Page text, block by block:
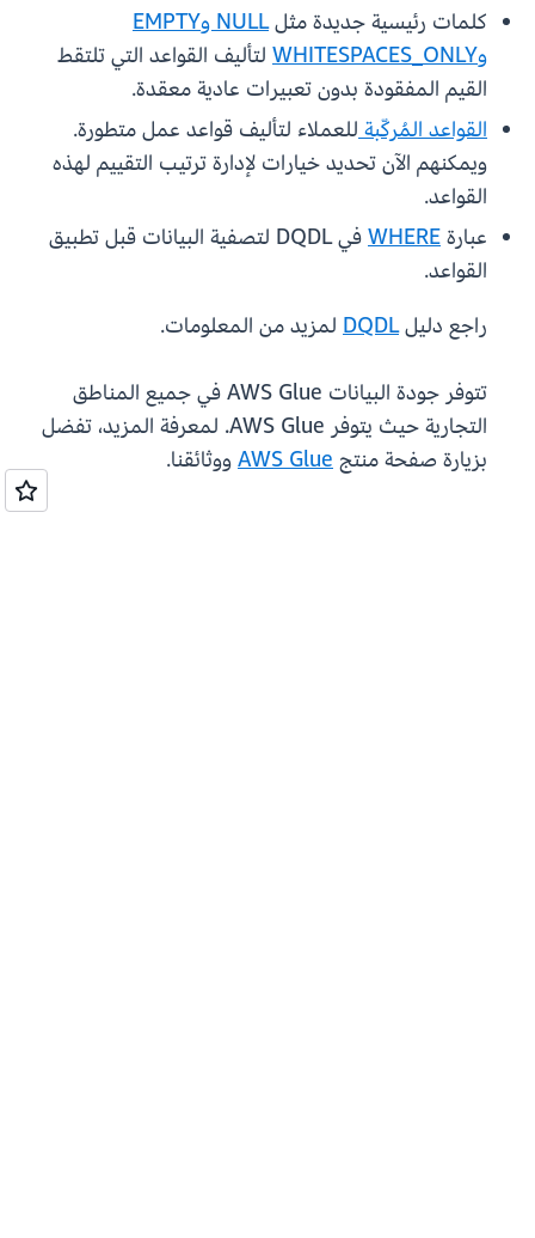
كلمات رئيسية جديدة مثل
NULL وEMPTY
وWHITESPACES_ONLY
لتأليف القواعد التي تلتقط
القيم المفقودة بدون تعبيرات عادية معقدة.
القواعد المُركّبة للعملاء لتأليف قواعد عمل متطورة.
ويمكنهم الآن تحديد خيارات لإدارة ترتيب التقييم لهذه
القواعد.
عبارةWHERE
في DQDL لتصفية البيانات قبل تطبيق
القواعد.
راجع دليلDQDL لمزيد من المعلومات.
تتوفر جودة البيانات AWS Glue في جميع المناطق
التجارية حيث يتوفر AWS Glue. لمعرفة المزيد، تفضل
بزيارة صفحة منتجAWS Glueووثائقنا.